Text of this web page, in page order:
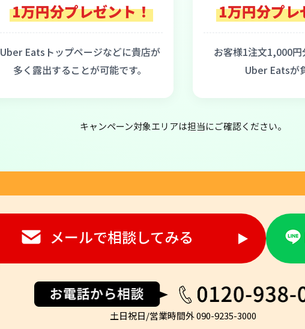
1万円分プレゼント！
Uber Eatsトップページなどに貴店が
多く露出することが可能です。
1万円分プレ
お客様1注文1,000円
Uber Eatsが
キャンペーン対象エリアは担当にご確認ください。
メールで相談してみる
土日祝日/営業時間外 090-9235-3000